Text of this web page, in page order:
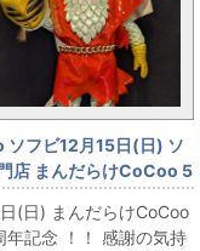
ソフビ12月15日(日) ソ
店 まんだらけCoCoo 5
「無版権 変身忍者嵐
」(日) まんだらけCoCoo
年記念 ！！ 感謝の気持